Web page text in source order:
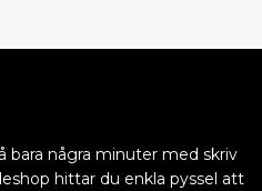
bara några minuter med skriv
hittar du enkla pyssel att